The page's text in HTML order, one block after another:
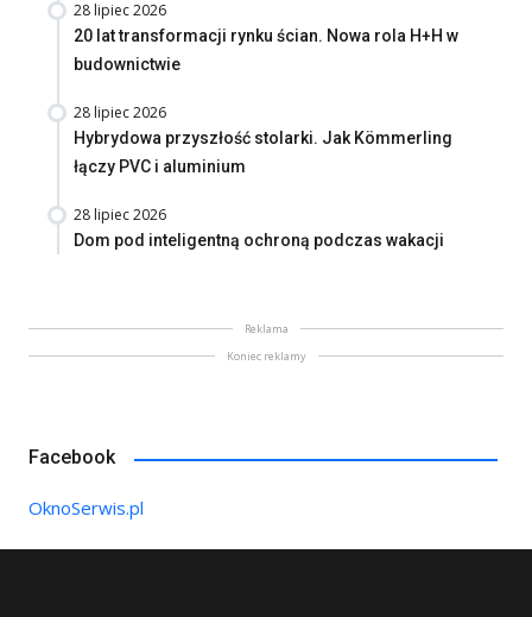
28 lipiec 2026
20 lat transformacji rynku ścian. Nowa rola H+H w
budownictwie
28 lipiec 2026
Hybrydowa przyszłość stolarki. Jak Kömmerling
łączy PVC i aluminium
28 lipiec 2026
Dom pod inteligentną ochroną podczas wakacji
Reklama
Koniec reklamy
Facebook
OknoSerwis.pl